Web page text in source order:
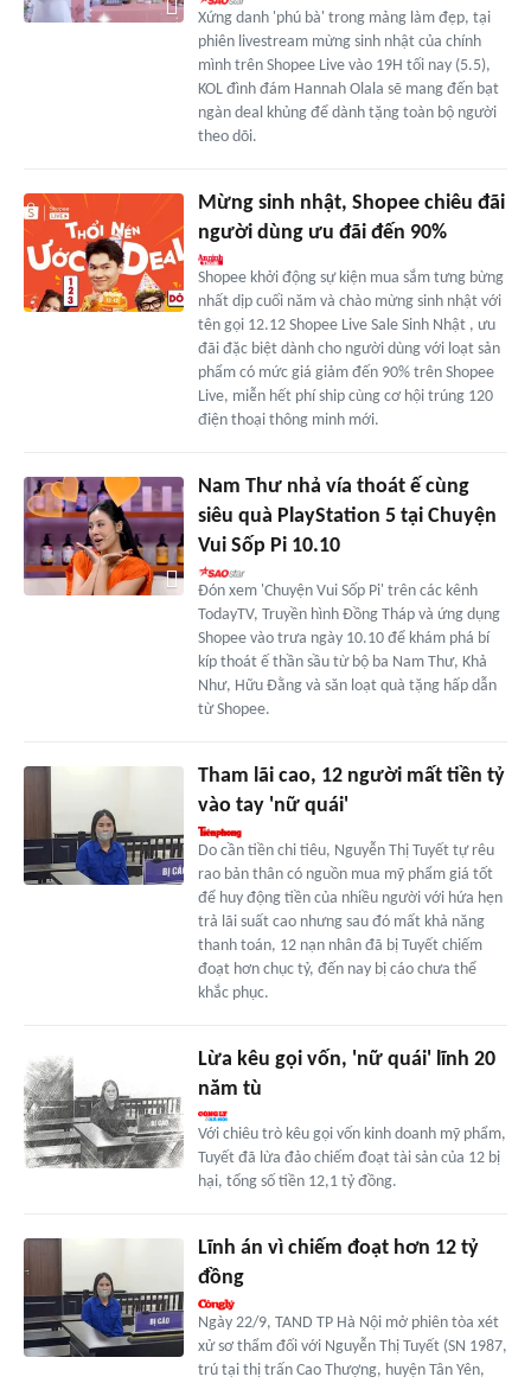
Xứng danh 'phú bà' trong mảng làm đẹp, tại
phiên livestream mừng sinh nhật của chính
mình trên Shopee Live vào 19H tối nay (5.5),
KOL đình đám Hannah Olala sẽ mang đến bạt
ngàn deal khủng để dành tặng toàn bộ người
theo dõi.
Mừng sinh nhật, Shopee chiêu đãi
người dùng ưu đãi đến 90%
Shopee khởi động sự kiện mua sắm tưng bừng
nhất dịp cuối năm và chào mừng sinh nhật với
tên gọi 12.12 Shopee Live Sale Sinh Nhật , ưu
đãi đặc biệt dành cho người dùng với loạt sản
phẩm có mức giá giảm đến 90% trên Shopee
Live, miễn hết phí ship cùng cơ hội trúng 120
điện thoại thông minh mới.
Nam Thư nhả vía thoát ế cùng
siêu quà PlayStation 5 tại Chuyện
Vui Sốp Pi 10.10
Đón xem 'Chuyện Vui Sốp Pi' trên các kênh
TodayTV, Truyền hình Đồng Tháp và ứng dụng
Shopee vào trưa ngày 10.10 để khám phá bí
kíp thoát ế thần sầu từ bộ ba Nam Thư, Khả
Như, Hữu Đằng và săn loạt quà tặng hấp dẫn
từ Shopee.
Tham lãi cao, 12 người mất tiền tỷ
vào tay 'nữ quái'
Do cần tiền chi tiêu, Nguyễn Thị Tuyết tự rêu
rao bản thân có nguồn mua mỹ phẩm giá tốt
để huy động tiền của nhiều người với hứa hẹn
trả lãi suất cao nhưng sau đó mất khả năng
thanh toán, 12 nạn nhân đã bị Tuyết chiếm
đoạt hơn chục tỷ, đến nay bị cáo chưa thể
khắc phục.
Lừa kêu gọi vốn, 'nữ quái' lĩnh 20
năm tù
Với chiêu trò kêu gọi vốn kinh doanh mỹ phẩm,
Tuyết đã lừa đảo chiếm đoạt tài sản của 12 bị
hại, tổng số tiền 12,1 tỷ đồng.
Lĩnh án vì chiếm đoạt hơn 12 tỷ
đồng
Ngày 22/9, TAND TP Hà Nội mở phiên tòa xét
xử sơ thẩm đối với Nguyễn Thị Tuyết (SN 1987,
trú tại thị trấn Cao Thượng, huyện Tân Yên,